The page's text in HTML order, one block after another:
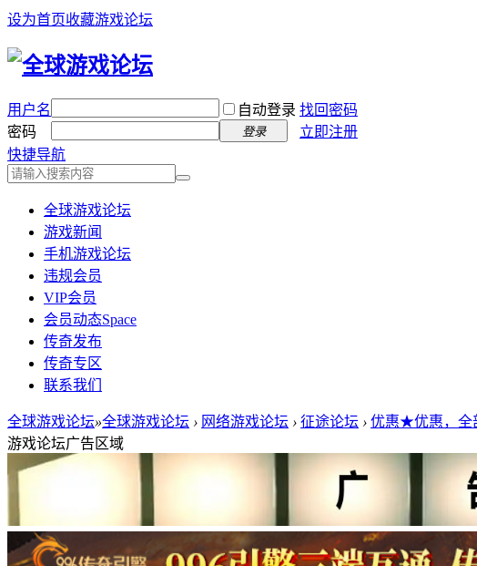
设为首页收藏游戏论坛
用户名 自动登录 找回密码
密码
登录
立即注册
快捷导航
全球游戏论坛
游戏新闻
手机游戏论坛
违规会员
VIP会员
会员动态Space
传奇发布
传奇专区
联系我们
全球游戏论坛»全球游戏论坛 › 网络游戏论坛 › 征途论坛 › 优惠★优惠，全
游戏论坛广告区域